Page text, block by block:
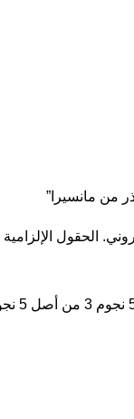
من مانسيرا”
الحقول
3 من أصل 5 نجوم